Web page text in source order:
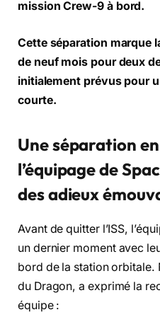
missionCrew-9à bord.
Cette séparation marque
de neuf mois pour deux
initialement prévus pour
courte.
Une séparation
l’équipage de
des adieux
Avant de quitter l’ISS,
un dernier moment avec
bord de la station orbitale.
du Dragon, a exprimé la
équipe :